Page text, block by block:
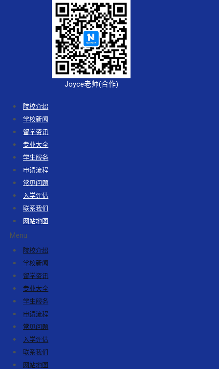
Joyce老师(合作)
院校介绍
学校新闻
留学资讯
专业大全
学生服务
申请流程
常见问题
入学评估
联系我们
网站地图
Menu
院校介绍
学校新闻
留学资讯
专业大全
学生服务
申请流程
常见问题
入学评估
联系我们
网站地图